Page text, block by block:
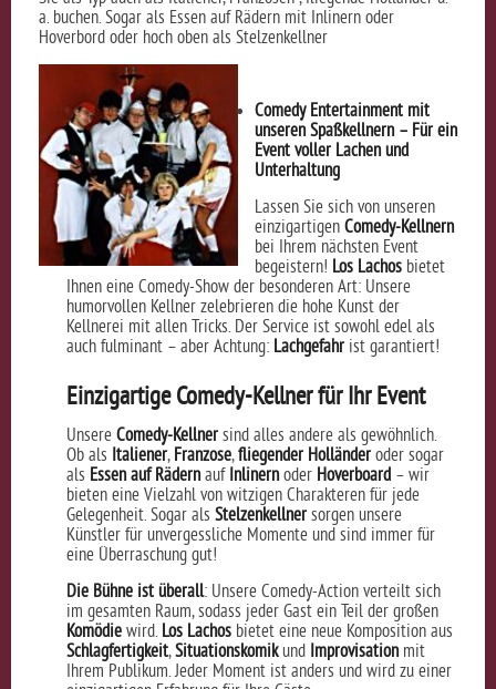
a. buchen. Sogar als Essen auf Rädern mit Inlinern oder
Hoverbord oder hoch oben als Stelzenkellner
Comedy Entertainment mit
unseren Spaßkellnern – Für ein
Event voller Lachen und
Unterhaltung
Lassen Sie sich von unseren
einzigartigen Comedy-Kellnern
bei Ihrem nächsten Event
begeistern! Los Lachos bietet
Ihnen eine Comedy-Show der besonderen Art: Unsere
humorvollen Kellner zelebrieren die hohe Kunst der
Kellnerei mit allen Tricks. Der Service ist sowohl edel als
auch fulminant – aber Achtung: Lachgefahr ist garantiert!
Einzigartige Comedy-Kellner für Ihr Event
Unsere Comedy-Kellner sind alles andere als gewöhnlich.
Ob als Italiener, Franzose,fliegender Holländer oder sogar
als Essen auf Rädernauf Inlinernoder Hoverboard – wir
bieten eine Vielzahl von witzigen Charakteren für jede
Gelegenheit. Sogar als Stelzenkellner sorgen unsere
Künstler für unvergessliche Momente und sind immer für
eine Überraschung gut!
Die Bühne ist überall: Unsere Comedy-Action verteilt sich
im gesamten Raum, sodass jeder Gast ein Teil der großen
Komödie wird. Los Lachos bietet eine neue Komposition aus
Schlagfertigkeit,Situationskomikund Improvisationmit
Ihrem Publikum. Jeder Moment ist anders und wird zu einer